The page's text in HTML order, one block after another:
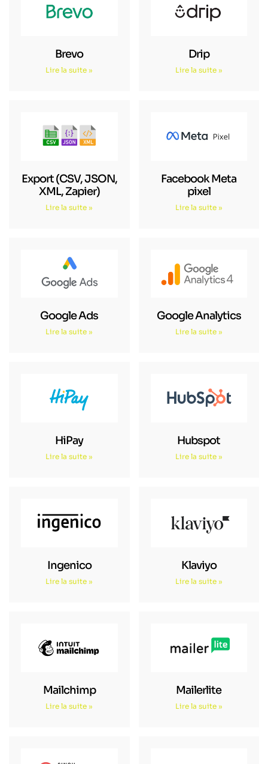
Brevo
Lire la suite »
Drip
Lire la suite »
Export (CSV, JSON,
XML, Zapier)
Lire la suite »
Facebook Meta
pixel
Lire la suite »
Google Ads
Lire la suite »
Google Analytics
Lire la suite »
HiPay
Lire la suite »
Hubspot
Lire la suite »
Ingenico
Lire la suite »
Klaviyo
Lire la suite »
Mailchimp
Lire la suite »
Mailerlite
Lire la suite »